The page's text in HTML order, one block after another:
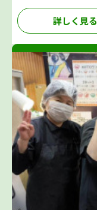
詳しく見る